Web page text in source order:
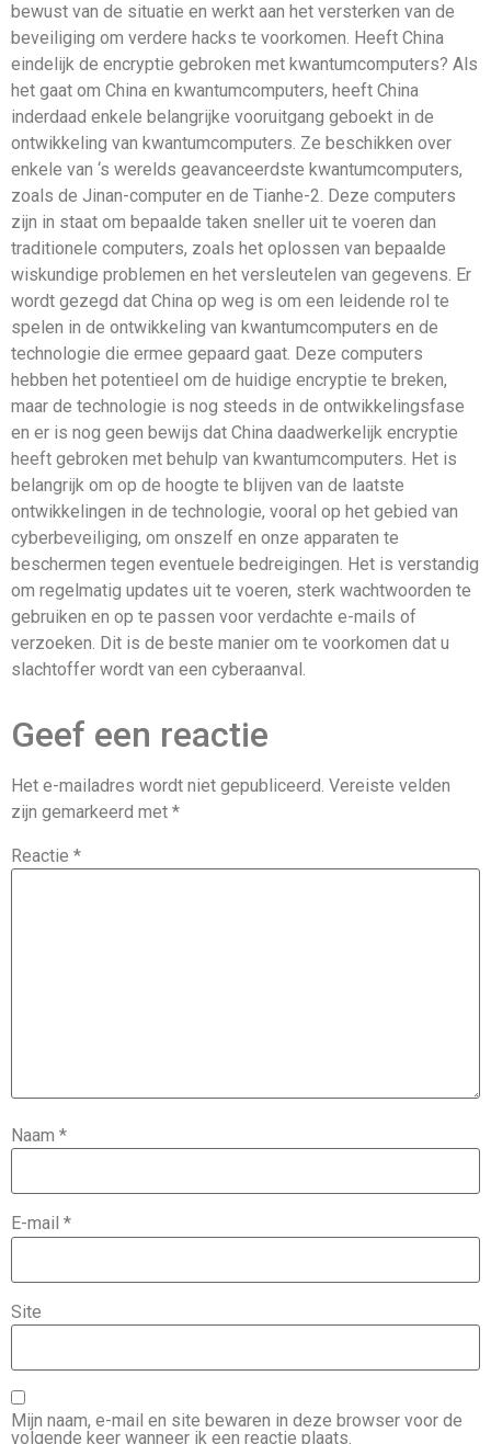
bewust van de situatie en werkt aan het versterken van de
beveiliging om verdere hacks te voorkomen. Heeft China
eindelijk de encryptie gebroken met kwantumcomputers? Als
het gaat om China en kwantumcomputers, heeft China
inderdaad enkele belangrijke vooruitgang geboekt in de
ontwikkeling van kwantumcomputers. Ze beschikken over
enkele van ‘s werelds geavanceerdste kwantumcomputers,
zoals de Jinan-computer en de Tianhe-2. Deze computers
zijn in staat om bepaalde taken sneller uit te voeren dan
traditionele computers, zoals het oplossen van bepaalde
wiskundige problemen en het versleutelen van gegevens. Er
wordt gezegd dat China op weg is om een ​​leidende rol te
spelen in de ontwikkeling van kwantumcomputers en de
technologie die ermee gepaard gaat. Deze computers
hebben het potentieel om de huidige encryptie te breken,
maar de technologie is nog steeds in de ontwikkelingsfase
en er is nog geen bewijs dat China daadwerkelijk encryptie
heeft gebroken met behulp van kwantumcomputers. Het is
belangrijk om op de hoogte te blijven van de laatste
ontwikkelingen in de technologie, vooral op het gebied van
cyberbeveiliging, om onszelf en onze apparaten te
beschermen tegen eventuele bedreigingen. Het is verstandig
om regelmatig updates uit te voeren, sterk wachtwoorden te
gebruiken en op te passen voor verdachte e-mails of
verzoeken. Dit is de beste manier om te voorkomen dat u
slachtoffer wordt van een cyberaanval.
Geef een reactie
Het e-mailadres wordt niet gepubliceerd. Vereiste velden
zijn gemarkeerd met *
Reactie *
Naam *
E-mail *
Site
Mijn naam, e-mail en site bewaren in deze browser voor de
volgende keer wanneer ik een reactie plaats.